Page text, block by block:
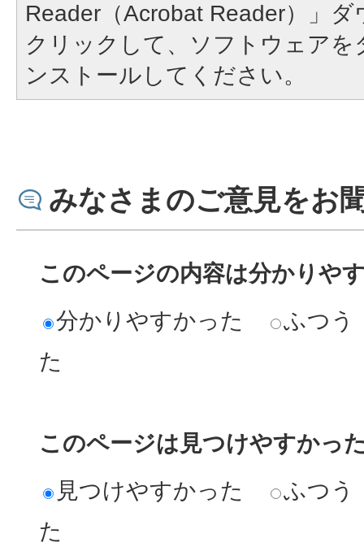
Reader（Acrobat Reader）」
クリックして、ソフトウェア
ンストールしてください。
みなさまのご意見をお
このページの内容は分かりや
分かりやすかった
ふつう
た
このページは見つけやすかっ
見つけやすかった
ふつう
た